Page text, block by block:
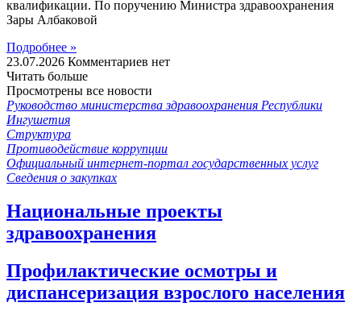
квалификации. По поручению Министра здравоохранения
Зары Албаковой
Подробнее »
23.07.2026 Комментариев нет
Читать больше
Просмотрены все новости
Руководство министерства здравоохранения Республики
Ингушетия
Структура
Противодействие коррупции
Официальный интернет-портал государственных услуг
Сведения о закупках
Национальные проекты
здравоохранения
Профилактические осмотры и
диспансеризация взрослого населения